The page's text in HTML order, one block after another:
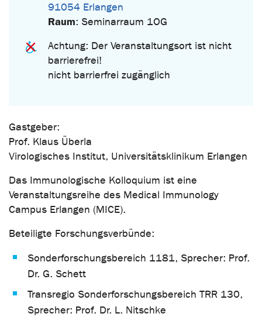
91054 Erlangen
Raum: Seminarraum 1OG
Achtung: Der Veranstaltungsort ist nicht
barrierefrei!
nicht barrierfrei zugänglich
Gastgeber:
Prof. Klaus Überla
Virologisches Institut, Universitätsklinikum Erlangen
Das Immunologische Kolloquium ist eine
Veranstaltungsreihe des Medical Immunology
Campus Erlangen (MICE).
Beteiligte Forschungsverbünde:
Sonderforschungsbereich 1181, Sprecher: Prof.
Dr. G. Schett
Transregio Sonderforschungsbereich TRR 130,
Sprecher: Prof. Dr. L. Nitschke